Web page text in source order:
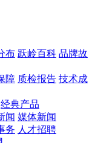
布 跃岭百科 品牌故
障 质检报告 技术成
经典产品
闻 媒体新闻
务 人才招聘